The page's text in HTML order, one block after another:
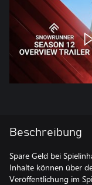
Beschreibung
Spare Geld bei
Inhalte können über
Veröffentlichung im